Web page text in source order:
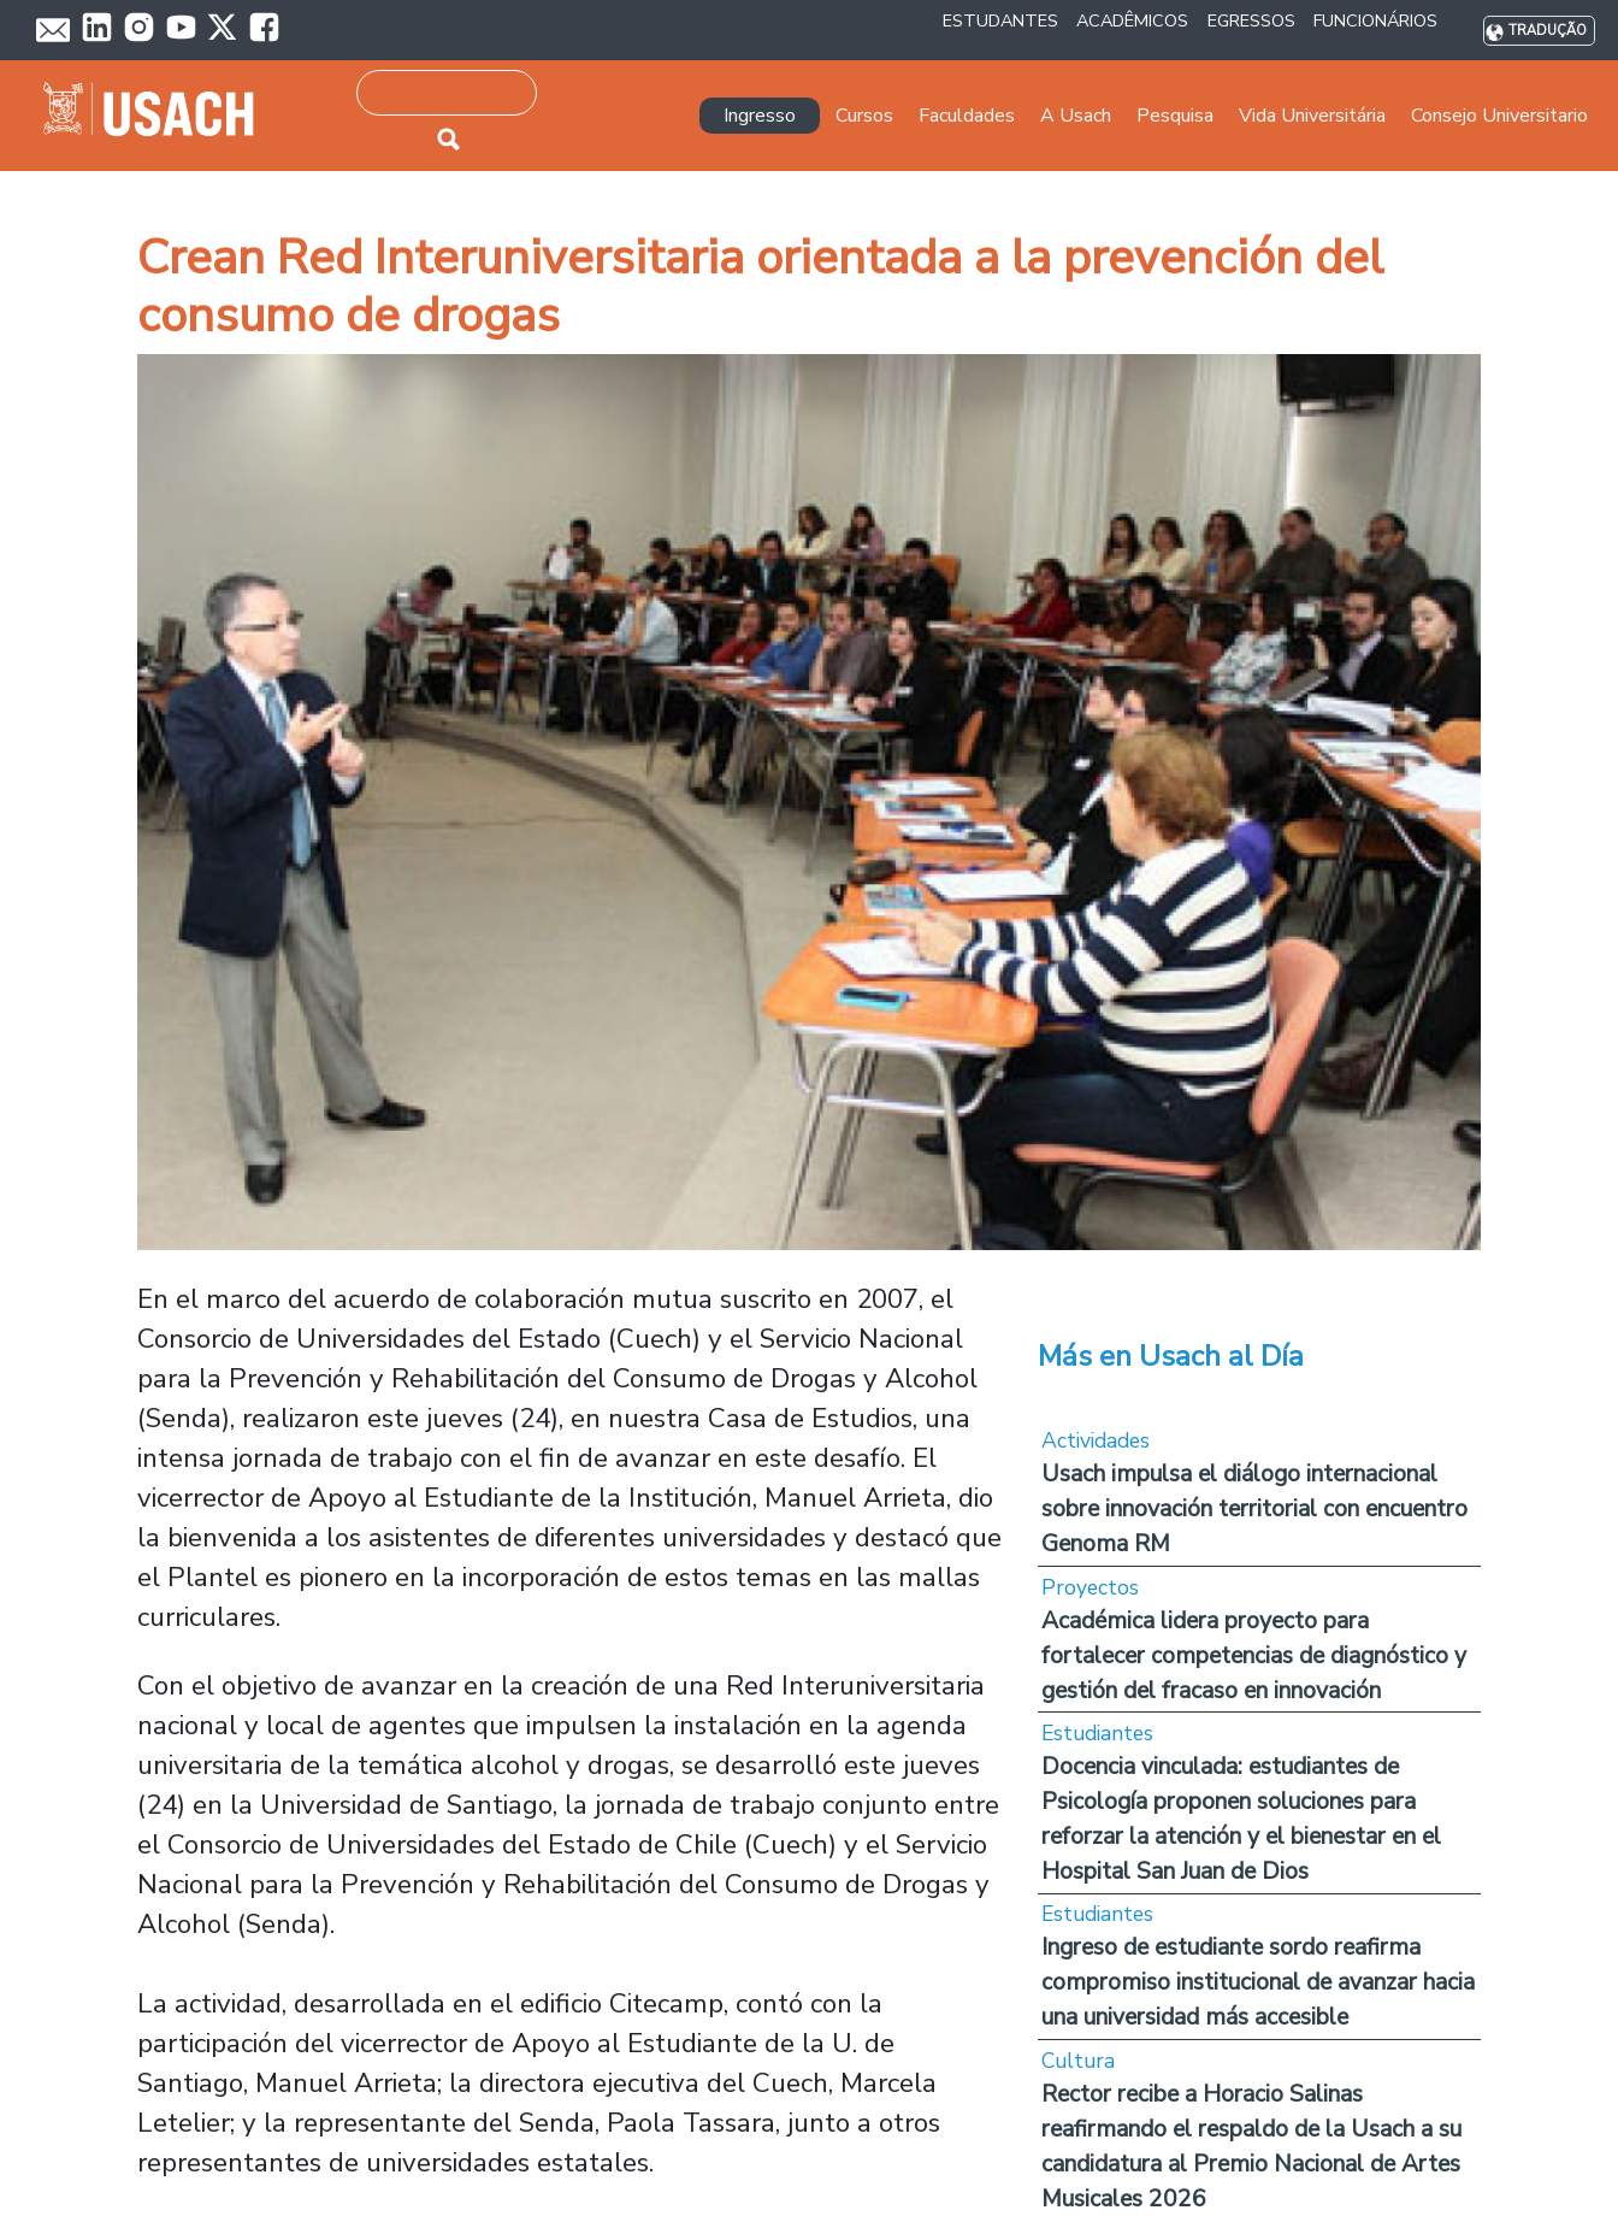
Passar para o conteúdo principal ESTUDANTES ACADÊMICOS EGRESSOS FUNCIONÁRIOS TRADUÇÃO
Pesquisar
Navegación principal
Ingresso Cursos Faculdades A Usach Pesquisa Vida Universitária Consejo Universitario
Crean Red Interuniversitaria orientada a la prevención del
consumo de drogas
En el marco del acuerdo de colaboración mutua suscrito en 2007, el
Consorcio de Universidades del Estado (Cuech) y el Servicio Nacional
para la Prevención y Rehabilitación del Consumo de Drogas y Alcohol
(Senda), realizaron este jueves (24), en nuestra Casa de Estudios, una
intensa jornada de trabajo con el fin de avanzar en este desafío. El
vicerrector de Apoyo al Estudiante de la Institución, Manuel Arrieta, dio
la bienvenida a los asistentes de diferentes universidades y destacó que
el Plantel es pionero en la incorporación de estos temas en las mallas
curriculares.
Con el objetivo de avanzar en la creación de una Red Interuniversitaria
nacional y local de agentes que impulsen la instalación en la agenda
universitaria de la temática alcohol y drogas, se desarrolló este jueves
(24) en la Universidad de Santiago, la jornada de trabajo conjunto entre
el Consorcio de Universidades del Estado de Chile (Cuech) y el Servicio
Nacional para la Prevención y Rehabilitación del Consumo de Drogas y
Alcohol (Senda).
La actividad, desarrollada en el edificio Citecamp, contó con la
participación del vicerrector de Apoyo al Estudiante de la U. de
Santiago, Manuel Arrieta; la directora ejecutiva del Cuech, Marcela
Letelier; y la representante del Senda, Paola Tassara, junto a otros
representantes de universidades estatales.
Más en Usach al Día
Actividades
Usach impulsa el diálogo internacional
sobre innovación territorial con encuentro
Genoma RM
Proyectos
Académica lidera proyecto para
fortalecer competencias de diagnóstico y
gestión del fracaso en innovación
Estudiantes
Docencia vinculada: estudiantes de
Psicología proponen soluciones para
reforzar la atención y el bienestar en el
Hospital San Juan de Dios
Estudiantes
Ingreso de estudiante sordo reafirma
compromiso institucional de avanzar hacia
una universidad más accesible
Cultura
Rector recibe a Horacio Salinas
reafirmando el respaldo de la Usach a su
candidatura al Premio Nacional de Artes
Musicales 2026